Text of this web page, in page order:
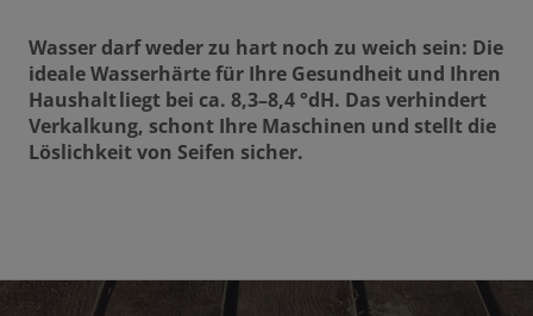
Wasser darf weder zu hart noch zu weich sein: Die
ideale Wasserhärte für Ihre Gesundheit und Ihren
Haushalt liegt bei ca. 8,3–8,4 °dH. Das verhindert
Verkalkung, schont Ihre Maschinen und stellt die
Löslichkeit von Seifen sicher.